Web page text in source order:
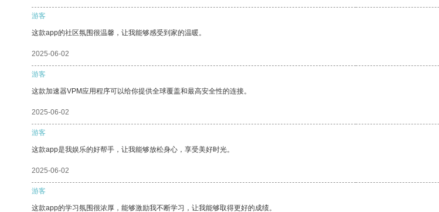
游客
这款app的社区氛围很温馨，让我能够感受到家的温暖。
2025-06-02
游客
这款加速器VPM应用程序可以给你提供全球覆盖和最高安全性的连接。
2025-06-02
游客
这款app是我娱乐的好帮手，让我能够放松身心，享受美好时光。
2025-06-02
游客
这款app的学习氛围很浓厚，能够激励我不断学习，让我能够取得更好的成绩。